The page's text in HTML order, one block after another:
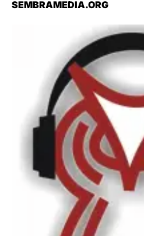
SEMBRAMEDIA.ORG